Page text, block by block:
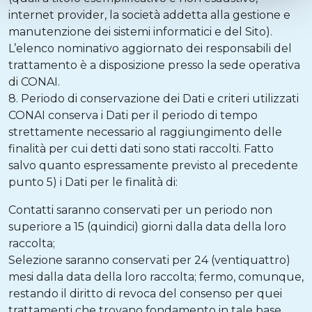
internet provider, la società addetta alla gestione e
manutenzione dei sistemi informatici e del Sito).
L’elenco nominativo aggiornato dei responsabili del
trattamento è a disposizione presso la sede operativa
di CONAI.
8. Periodo di conservazione dei Dati e criteri utilizzati
CONAI conserva i Dati per il periodo di tempo
strettamente necessario al raggiungimento delle
finalità per cui detti dati sono stati raccolti. Fatto
salvo quanto espressamente previsto al precedente
punto 5) i Dati per le finalità di:
Contatti saranno conservati per un periodo non
superiore a 15 (quindici) giorni dalla data della loro
raccolta;
Selezione saranno conservati per 24 (ventiquattro)
mesi dalla data della loro raccolta; fermo, comunque,
restando il diritto di revoca del consenso per quei